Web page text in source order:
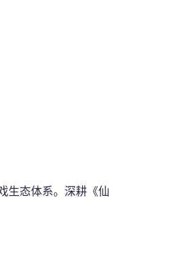
生态体系。深耕《仙